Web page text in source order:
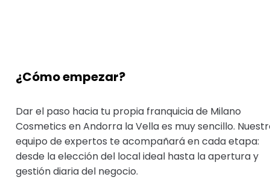
¿Cómo empezar?
Dar el paso hacia tu propia franquicia de Milano
Cosmetics en Andorra la Vella es muy sencillo.
equipo de expertos te acompañará en cada etapa:
desde la elección del local ideal hasta la apertura y
gestión diaria del negocio.